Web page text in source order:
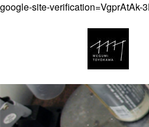
google-site-verification=VgprAtAk-